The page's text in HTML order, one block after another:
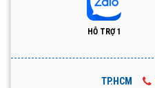
HỖ TRỢ 1
TP.HCM